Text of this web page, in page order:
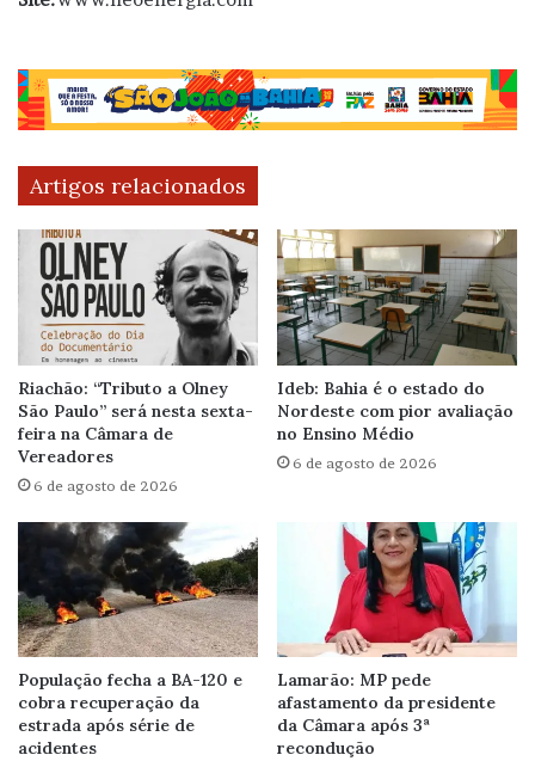
Artigos relacionados
Riachão: “Tributo a Olney
São Paulo” será nesta sexta-
feira na Câmara de
Vereadores
6 de agosto de 2026
Ideb: Bahia é o estado do
Nordeste com pior avaliação
no Ensino Médio
6 de agosto de 2026
População fecha a BA-120 e
cobra recuperação da
estrada após série de
acidentes
Lamarão: MP pede
afastamento da presidente
da Câmara após 3ª
recondução